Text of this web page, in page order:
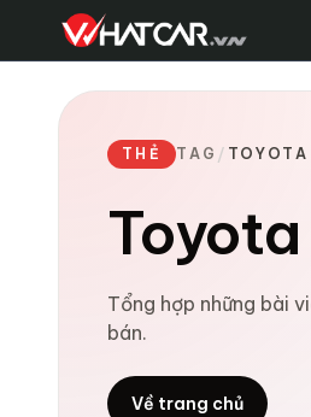
THẺ TAG /
Tổng hợp những bài
bán.
Về trang chủ